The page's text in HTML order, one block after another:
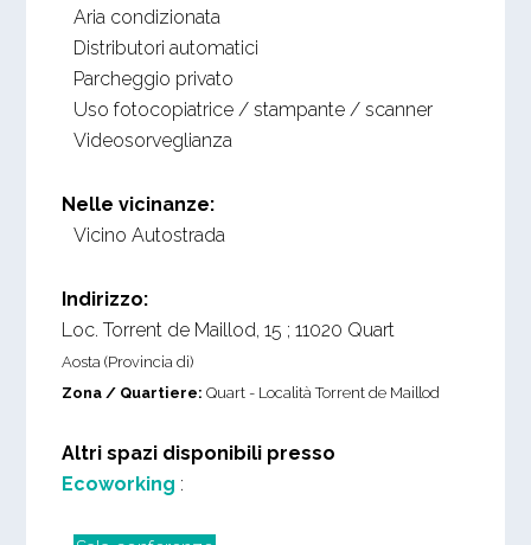
Aria condizionata
Distributori automatici
Parcheggio privato
Uso fotocopiatrice / stampante / scanner
Videosorveglianza
Nelle vicinanze:
Vicino Autostrada
Indirizzo:
Loc. Torrent de Maillod, 15 ;11020 Quart
Aosta (Provincia di)
Zona / Quartiere: Quart - Località Torrent de Maillod
Altri spazi disponibili presso
Ecoworking :